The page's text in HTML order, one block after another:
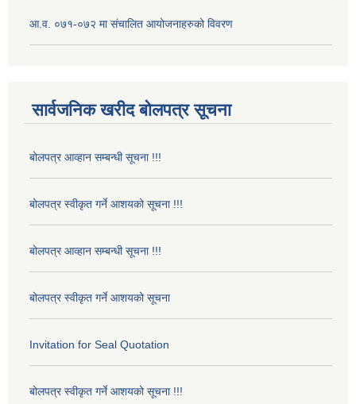
आ.व. ०७१-०७२ मा संचालित आयोजनाहरुको विवरण
सार्वजनिक खरीद बोलपत्र सूचना
बोलपत्र आव्हान सम्बन्धी सूचना !!!
बोलपत्र स्वीकृत गर्ने आशयको सूचना !!!
बोलपत्र आव्हान सम्बन्धी सूचना !!!
बोलपत्र स्वीकृत गर्ने आशयको सूचना
Invitation for Seal Quotation
बोलपत्र स्वीकृत गर्ने आशयको सूचना !!!